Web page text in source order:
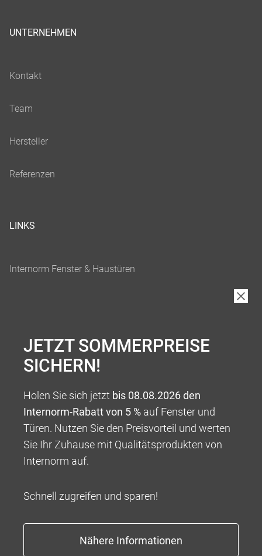
UNTERNEHMEN
LINKS
JETZT SOMMERPREISE
SICHERN!
Holen Sie sich jetzt bis 08.08.2026 den
Internorm-Rabatt von 5 % auf Fenster und
Türen. Nutzen Sie den Preisvorteil und werten
Sie Ihr Zuhause mit Qualitätsprodukten von
Internorm auf.
Schnell zugreifen und sparen!